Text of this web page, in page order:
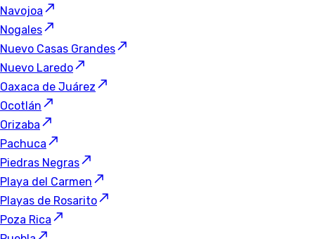
Navojoa
Nogales
Nuevo Casas Grandes
Nuevo Laredo
Oaxaca de Juárez
Ocotlán
Orizaba
Pachuca
Piedras Negras
Playa del Carmen
Playas de Rosarito
Poza Rica